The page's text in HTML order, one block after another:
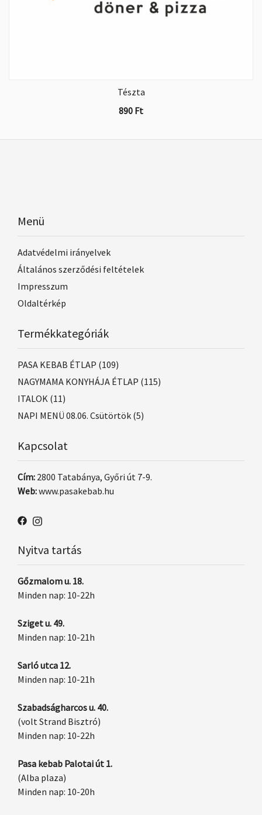
Tészta
890 Ft
Menü
Adatvédelmi irányelvek
Általános szerződési feltételek
Impresszum
Oldaltérkép
Termékkategóriák
PASA KEBAB ÉTLAP (109)
NAGYMAMA KONYHÁJA ÉTLAP (115)
ITALOK (11)
NAPI MENÜ 08.06. Csütörtök (5)
Kapcsolat
Cím: 2800 Tatabánya, Győri út 7-9.
Web:www.pasakebab.hu
Nyitva tartás
Gőzmalom u. 18.
Minden nap: 10-22h
Sziget u. 49.
Minden nap: 10-21h
Sarló utca 12.
Minden nap: 10-21h
Szabadságharcos u. 40.
(volt Strand Bisztró)
Minden nap: 10-22h
Pasa kebab Palotai út 1.
(Alba plaza)
Minden nap: 10-20h